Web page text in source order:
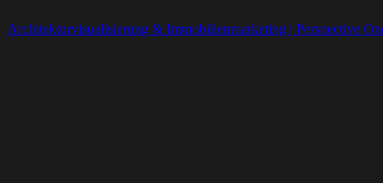
Architekturvisualisierung & Immobilienmarketing | Perspective